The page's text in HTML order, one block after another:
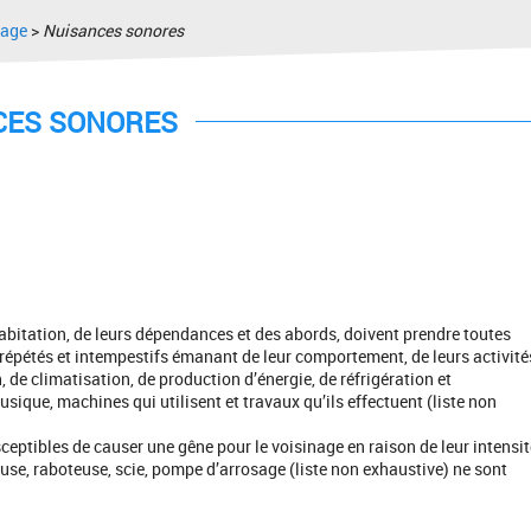
> Nuisances sonores
SONORES
de leurs dépendances et des abords, doivent prendre toutes
et intempestifs émanant de leur comportement, de leurs
climatisation, de production d’énergie, de réfrigération et
machines qui utilisent et travaux qu’ils effectuent (liste non
de causer une gêne pour le voisinage en raison de leur
raboteuse, scie, pompe d’arrosage (liste non exhaustive) ne sont